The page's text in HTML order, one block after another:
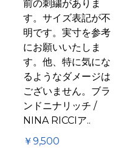
前の刺繍がありま
す。サイズ表記が不
明です。実寸を参考
にお願いいたしま
す。他、特に気にな
るようなダメージは
ございません。ブラ
ンドニナリッチ /
NINA RICCIア..
￥9,500